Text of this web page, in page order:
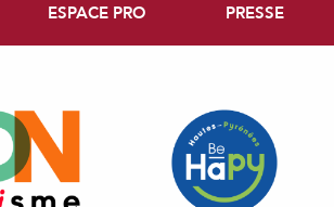
ESPACE PRO PRESSE